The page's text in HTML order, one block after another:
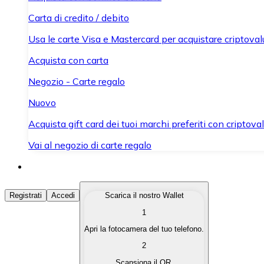
Carta di credito / debito
Usa le carte Visa e Mastercard per acquistare
Acquista con carta
Negozio - Carte regalo
Nuovo
Acquista gift card dei tuoi marchi preferiti con
Vai al negozio di carte regalo
Acquista Criptovalute
Acquista le criptovalute che ti interessano in modo
Converti le tue criptovalute in valuta fiat quando ne hai
Registrati Accedi
Scarica il nostro Wallet
1
Apri la fotocamera del tuo telefono.
2